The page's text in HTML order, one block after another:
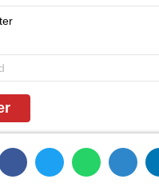
DÖNMEK İÇİN